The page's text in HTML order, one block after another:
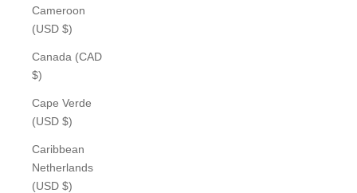
Cameroon
(USD $)
Canada (CAD
$)
Cape Verde
(USD $)
Caribbean
Netherlands
(USD $)